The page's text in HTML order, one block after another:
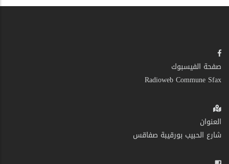
صفحة الفيسبوك
Radioweb Commune Sfax
العنوان
شارع الحبيب بورقيبة صفاقس